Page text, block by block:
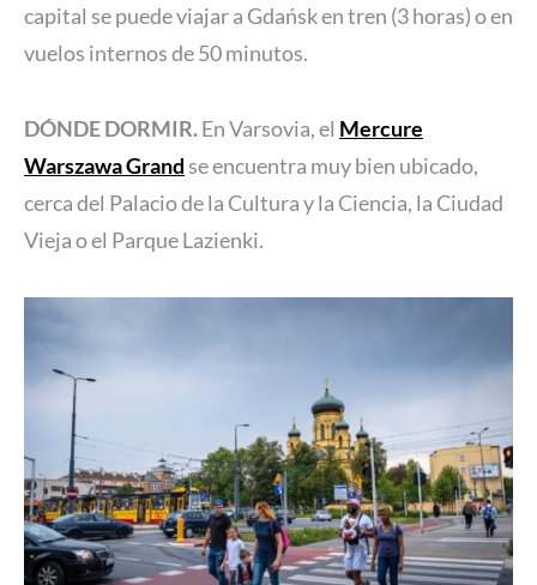
capital se puede viajar a Gdańsk en tren (3 horas) o en
vuelos internos de 50 minutos.
DÓNDE DORMIR.En Varsovia, el Mercure
Warszawa Grand se encuentra muy bien ubicado,
cerca del Palacio de la Cultura y la Ciencia, la Ciudad
Vieja o el Parque Lazienki.